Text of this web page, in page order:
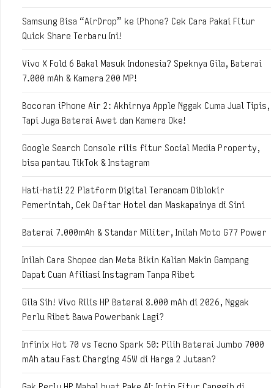
Samsung Bisa “AirDrop” ke iPhone? Cek Cara Pakai Fitur
Quick Share Terbaru Ini!
Vivo X Fold 6 Bakal Masuk Indonesia? Speknya Gila, Baterai
7.000 mAh & Kamera 200 MP!
Bocoran iPhone Air 2: Akhirnya Apple Nggak Cuma Jual Tipis,
Tapi Juga Baterai Awet dan Kamera Oke!
Google Search Console rilis fitur Social Media Property,
bisa pantau TikTok & Instagram
Hati-hati! 22 Platform Digital Terancam Diblokir
Pemerintah, Cek Daftar Hotel dan Maskapainya di Sini
Baterai 7.000mAh & Standar Militer, Inilah Moto G77 Power
Inilah Cara Shopee dan Meta Bikin Kalian Makin Gampang
Dapat Cuan Afiliasi Instagram Tanpa Ribet
Gila Sih! Vivo Rilis HP Baterai 8.000 mAh di 2026, Nggak
Perlu Ribet Bawa Powerbank Lagi?
Infinix Hot 70 vs Tecno Spark 50: Pilih Baterai Jumbo 7000
mAh atau Fast Charging 45W di Harga 2 Jutaan?